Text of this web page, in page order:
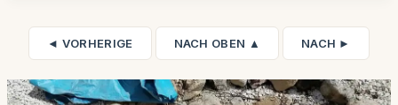
◄ VORHERIGE NACH OBEN ▲ NACH ►